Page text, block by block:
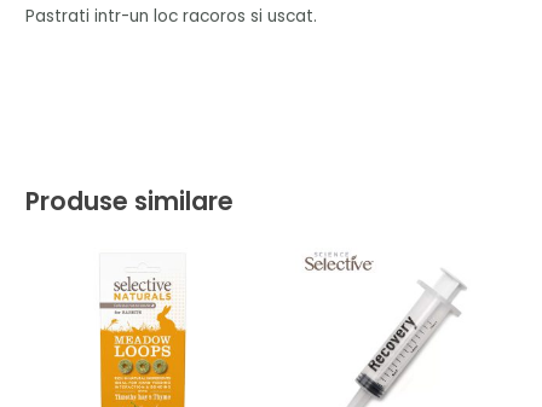
Pastrati intr-un loc racoros si uscat.
Produse similare